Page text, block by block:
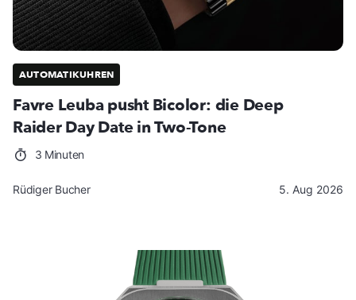
AUTOMATIKUHREN
Favre Leuba pusht Bicolor: die Deep
Raider Day Date in Two-Tone
3 Minuten
Rüdiger Bucher 5. Aug 2026